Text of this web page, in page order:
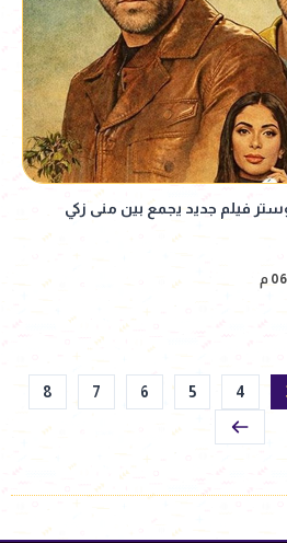
فيلم جديد يجمع بين منى زكي
4
5
6
7
8